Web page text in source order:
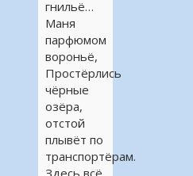
гнильё…
Маня
парфюмом
вороньё,
Простёрлись
чёрные
озёра,
отстой
плывёт по
транспортёрам.